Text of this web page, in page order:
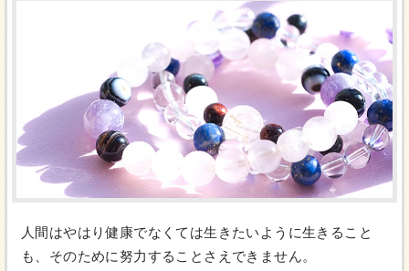
人間はやはり健康でなくては生きたいように生きること
も、そのために努力することさえできません。